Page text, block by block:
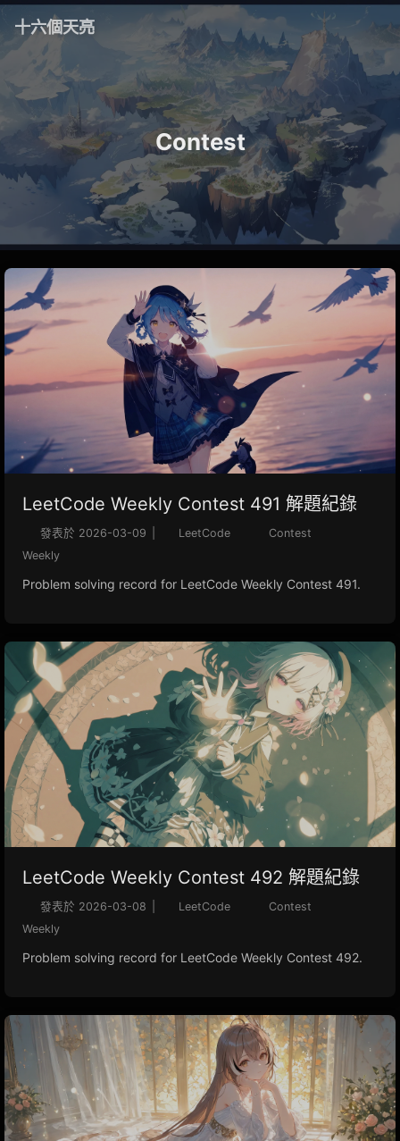
十六個天亮
Contest
LeetCode Weekly Contest 491 解題紀錄
發表於 2026-03-09 LeetCode
Contest
Weekly
Problem solving record for LeetCode Weekly Contest 491.
LeetCode Weekly Contest 492 解題紀錄
發表於 2026-03-08 LeetCode
Contest
Weekly
Problem solving record for LeetCode Weekly Contest 492.